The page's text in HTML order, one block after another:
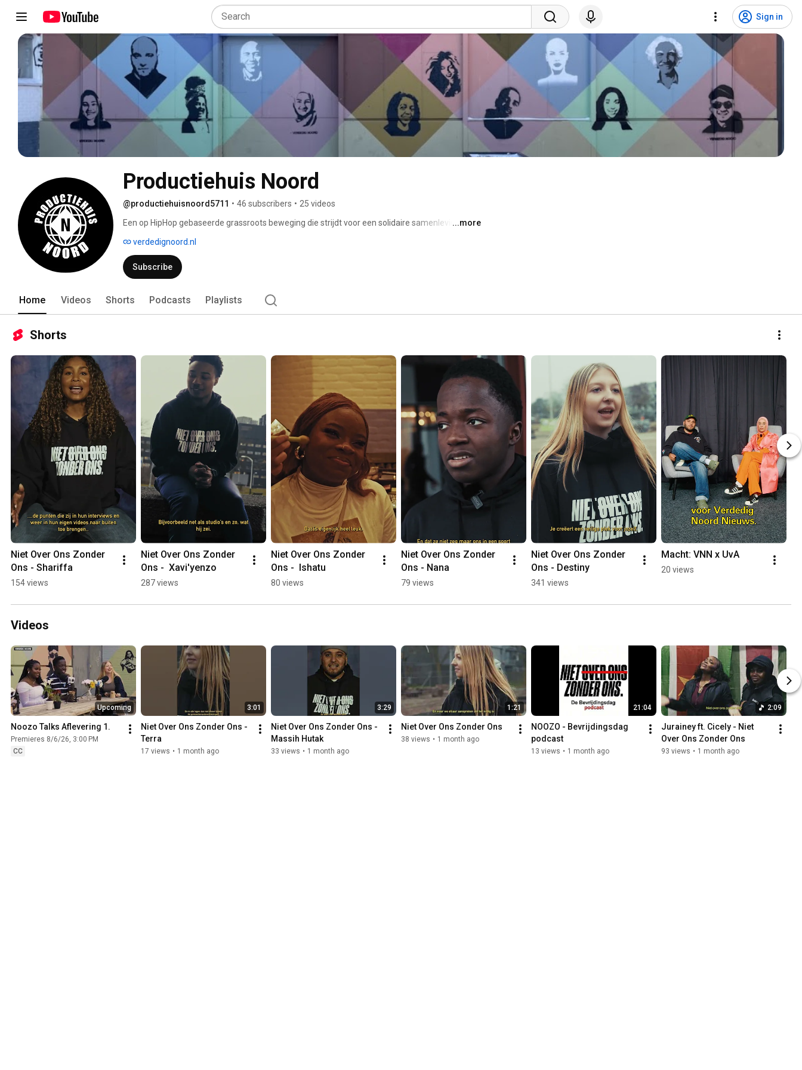
Sign in
Productiehuis Noord
@productiehuisnoord5711 • 46 subscribers • 25 videos
Een op HipHop gebaseerde grassroots beweging die strijdt voor een solidaire samenleving. ...more
verdedignoord.nl
Subscribe
Home Videos Shorts Podcasts Playlists
Shorts
Niet Over Ons Zonder
Ons - Shariffa
154 views
Niet Over Ons Zonder
Ons -  Xavi'yenzo
287 views
Niet Over Ons Zonder
Ons -  Ishatu
80 views
Niet Over Ons Zonder
Ons - Nana
79 views
Niet Over Ons Zonder
Ons - Destiny
341 views
Macht: VNN x UvA
20 views
Videos
Upcoming
Noozo Talks Aflevering 1.
Premieres 8/6/26, 3:00 PM
CC
3:01
Niet Over Ons Zonder Ons -
Terra
17 views • 1 month ago
3:29
Niet Over Ons Zonder Ons -
Massih Hutak
33 views • 1 month ago
1:21
Niet Over Ons Zonder Ons
38 views • 1 month ago
21:04
NOOZO - Bevrijdingsdag
podcast
13 views • 1 month ago
2:09
Jurainey ft. Cicely - Niet
Over Ons Zonder Ons
93 views • 1 month ago